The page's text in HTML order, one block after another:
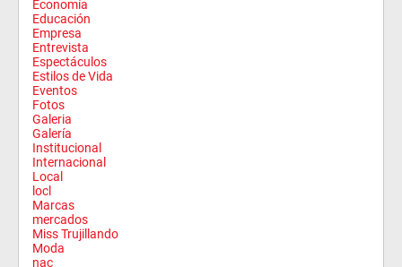
Economía
Educación
Empresa
Entrevista
Espectáculos
Estilos de Vida
Eventos
Fotos
Galeria
Galería
Institucional
Internacional
Local
locl
Marcas
mercados
Miss Trujillando
Moda
nac